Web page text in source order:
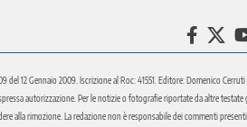
12 Gennaio 2009. Iscrizione al Roc: 41551. Editore: Domenico
autorizzazione. Per le notizie o fotografie riportate da altre
alla rimozione. La redazione non è responsabile dei commenti